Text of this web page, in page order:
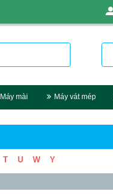
Máy mài Máy vát mép
T U W Y